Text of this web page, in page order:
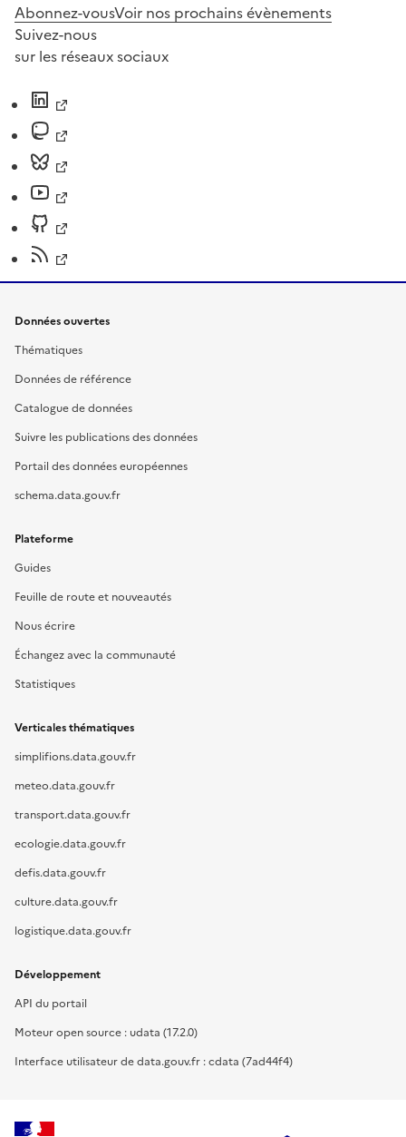
Abonnez-vousVoir nos prochains évènements
Suivez-nous
sur les réseaux sociaux
Données ouvertes
Thématiques
Données de référence
Catalogue de données
Suivre les publications des données
Portail des données européennes
schema.data.gouv.fr
Plateforme
Guides
Feuille de route et nouveautés
Nous écrire
Échangez avec la communauté
Statistiques
Verticales thématiques
simplifions.data.gouv.fr
meteo.data.gouv.fr
transport.data.gouv.fr
ecologie.data.gouv.fr
defis.data.gouv.fr
culture.data.gouv.fr
logistique.data.gouv.fr
Développement
API du portail
Moteur open source : udata (17.2.0)
Interface utilisateur de data.gouv.fr : cdata (7ad44f4)